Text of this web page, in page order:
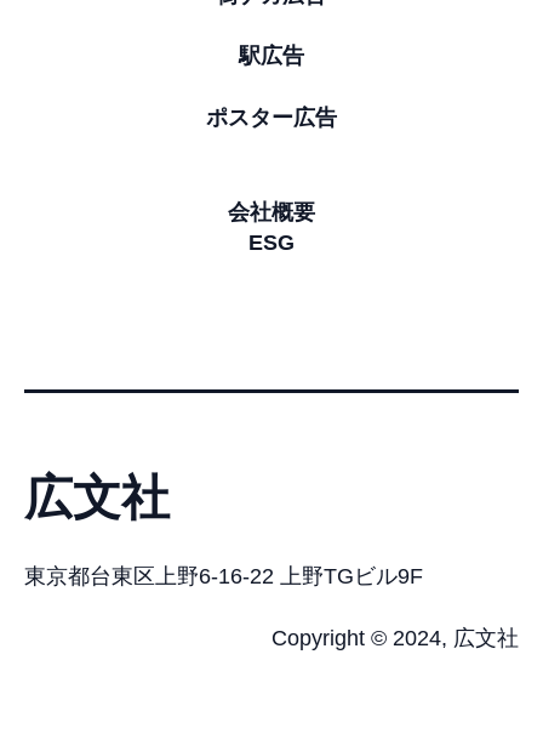
駅広告
ポスター広告
会社概要
ESG
広文社
東京都台東区上野6-16-22 上野TGビル9F
Copyright © 2024, 広文社